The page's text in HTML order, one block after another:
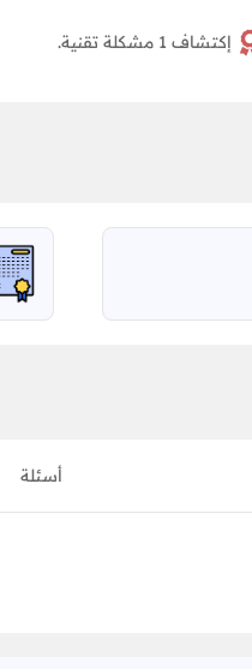
إكتشاف 1 مشكلة تقنية.
أسئلة